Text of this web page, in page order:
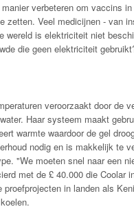
verbeteren om vaccins
zetten. Veel medicijnen - van
wereld is elektriciteit niet
die geen elektriciteit
veroorzaakt door de
Haar systeem maakt
warmte waardoor de gel
nodig en is makkelijk te
"We moeten snel naar een
met de £ 40.000 die Coolar
in landen als